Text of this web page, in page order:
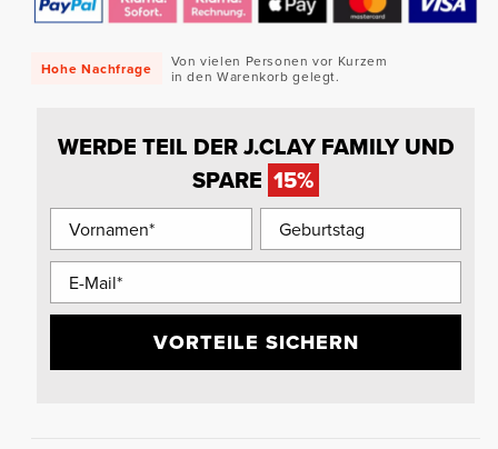
Hohe Nachfrage
Von vielen Personen vor Kurzem
in den Warenkorb gelegt.
WERDE TEIL DER J.CLAY FAMILY UND
SPARE 15%
VORTEILE SICHERN